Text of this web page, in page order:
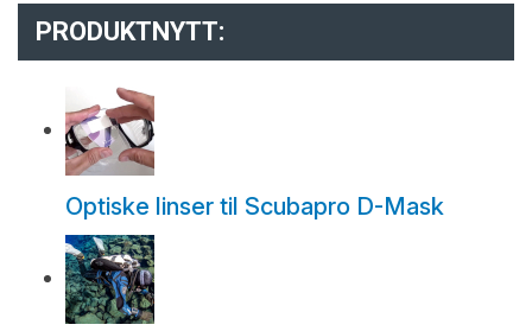
PRODUKTNYTT:
Optiske linser til Scubapro D-Mask